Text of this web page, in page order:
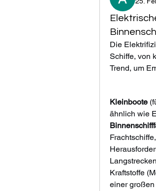
Die
Schiffe, von
Trend, um
Kleinboote
Kraftstoffe
einer